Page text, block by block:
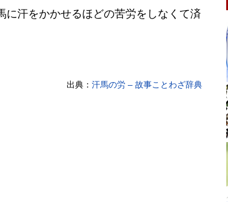
汗をかかせるほどの苦労をしなくて済
出典： 汗馬の労 – 故事ことわざ辞典